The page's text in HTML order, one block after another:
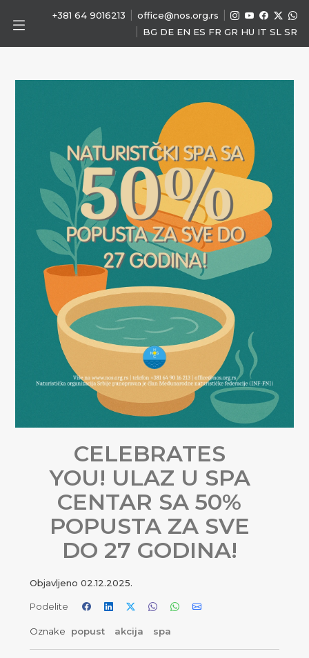
+381 64 9016213 office@nos.org.rs
BG DE EN ES FR GR HU IT SL SR
CELEBRATES
YOU! ULAZ U SPA
CENTAR SA 50%
POPUSTA ZA SVE
DO 27 GODINA!
Objavljeno 02.12.2025.
Podelite
Oznake popust akcija spa